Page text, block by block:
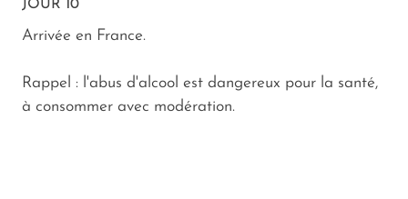
JOUR 10
Arrivée en France.
Rappel : l'abus d'alcool est dangereux pour la santé,
à consommer avec modération.